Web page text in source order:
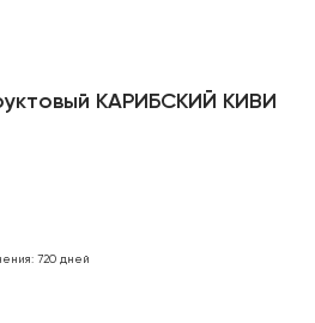
КАРИБСКИЙ КИВИ
720 дней